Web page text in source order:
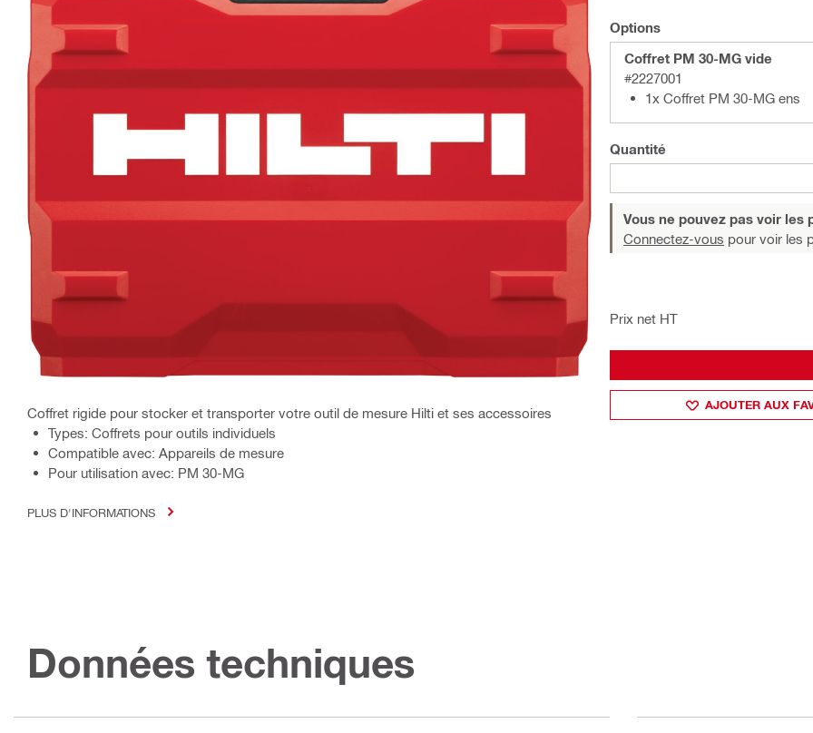
Coffret rigide pour stocker et transporter votre outil de mesure Hilti et ses accessoires
Types: Coffrets pour outils individuels
Compatible avec: Appareils de mesure
Pour utilisation avec: PM 30-MG
PLUS D'INFORMATIONS
Options
Coffret PM 30-MG vide
#2227001
1x Coffret PM 30-MG ens
Quantité
Vous ne pouvez pas voir les
Connectez-vous pour voir les
Prix net HT
AJOUTER AUX
Données techniques